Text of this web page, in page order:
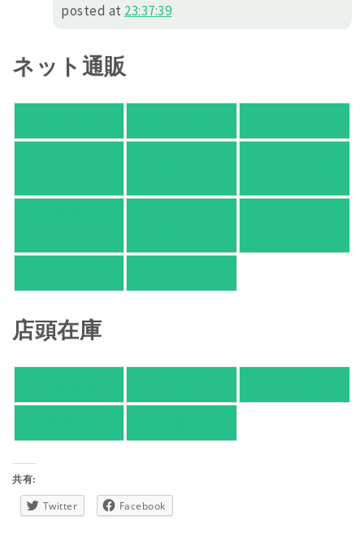
posted at 23:37:39
ネット通販
店頭在庫
共有:
Twitter Facebook